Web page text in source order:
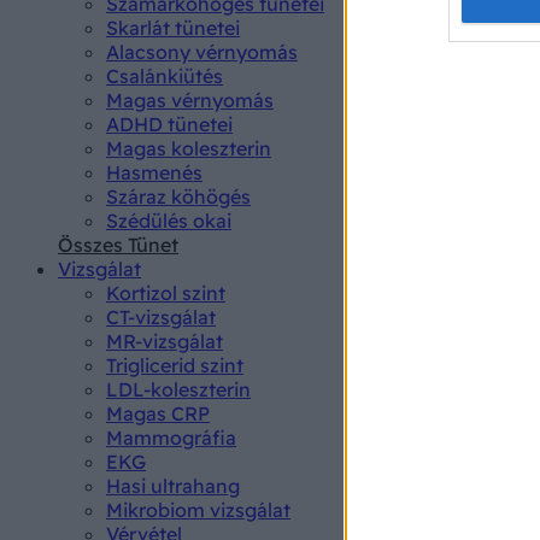
Skarlát tünetei
Alacsony vérnyomás
Csalánkiütés
Magas vérnyomás
ADHD tünetei
Magas koleszterin
Hasmenés
Száraz köhögés
Szédülés okai
Összes Tünet
Vizsgálat
Kortizol szint
CT-vizsgálat
MR-vizsgálat
Triglicerid szint
LDL-koleszterin
Magas CRP
Mammográfia
EKG
Hasi ultrahang
Mikrobiom vizsgálat
Vérvétel